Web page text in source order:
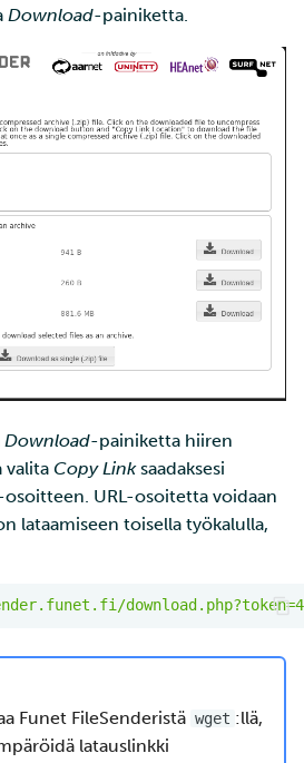
Download-painiketta.
Download-painiketta hiiren
valita Copy Linksaadaksesi
URL-osoitetta voidaan
lataamiseen toisella työkalulla,
Funet FileSenderistä wget :llä,
latauslinkki